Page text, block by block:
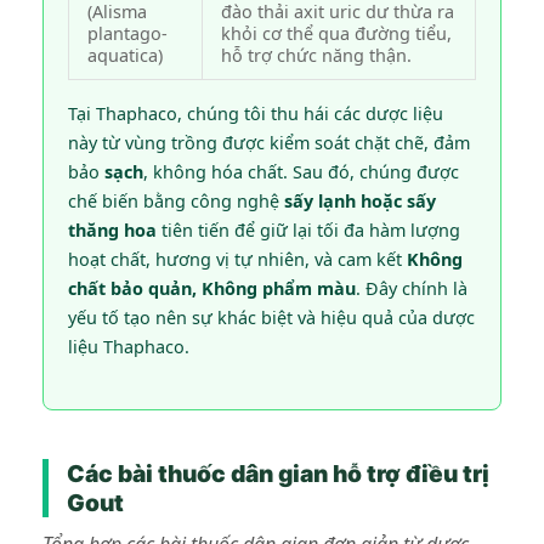
(Alisma
plantago-
aquatica)
đào thải axit uric dư thừa ra
khỏi cơ thể qua đường tiểu,
hỗ trợ chức năng thận.
Tại Thaphaco, chúng tôi thu hái các dược liệu
này từ vùng trồng được kiểm soát chặt chẽ, đảm
bảo sạch, không hóa chất. Sau đó, chúng được
chế biến bằng công nghệ sấy lạnh hoặc sấy
thăng hoa tiên tiến để giữ lại tối đa hàm lượng
hoạt chất, hương vị tự nhiên, và cam kết Không
chất bảo quản, Không phẩm màu. Đây chính là
yếu tố tạo nên sự khác biệt và hiệu quả của dược
liệu Thaphaco.
Các bài thuốc dân gian hỗ trợ điều trị
Gout